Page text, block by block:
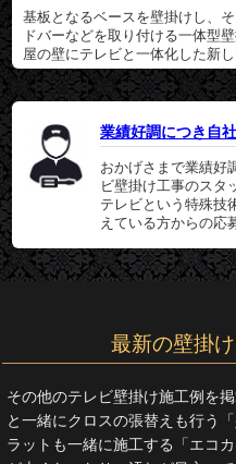
基板となるベースを壁掛けし、
ドバーなどを取り付ける一体型
屋の壁にテレビと一体化した新
業績好調につき自
おかげさまで業績好
ビ壁掛け工事のスタ
テレビという特殊技
えている方からの応
最新の壁掛
その他のテレビ壁掛け施工例を
と一緒にクロスの張替えも行う
ラットも一緒に施工する「エコ